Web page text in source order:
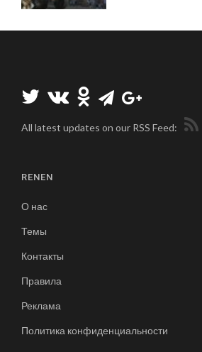
All latest updates on our RSS Feed:
RENEN
О нас
Темы
Контакты
Правила
Реклама
Политика конфиденциальности